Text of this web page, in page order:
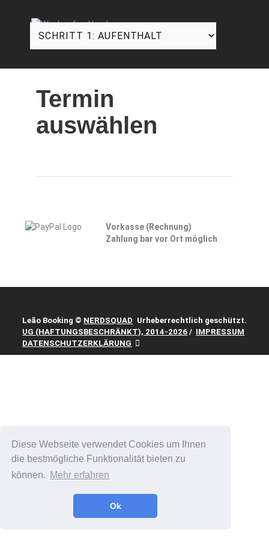
Diese Webseite verwendet Cookies um Ihnen
die bestmögliche Funktionalität bieten zu
können. Mehr erfahren
Ok
Termin
auswählen
Vorkasse (Rechnung)
Zahlung bar vor Ort möglich
Urheberrechtlich geschützt.
Leão Booking © NERDSQUAD
UG (HAFTUNGSBESCHRÄNKT), 2014-2026 / IMPRESSUM
DATENSCHUTZERKLÄRUNG